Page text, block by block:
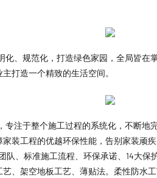
化、规范化，打造绿色家园，全局皆在
打造一个精致的生活空间。
专注于整个施工过程的系统化，不断地
装工程的优越环保性能，告别家装顽
队、标准施工流程、环保承诺、14大
、架空地板工艺、薄贴法。柔性防水工